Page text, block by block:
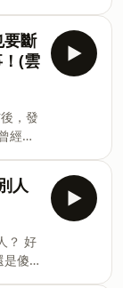
要斷
(雲
經很
個瞬
--
人
好